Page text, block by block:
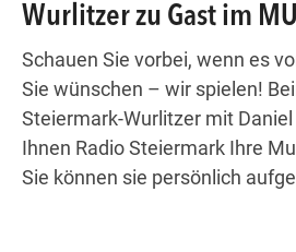
Wurlitzer zu Gast im
Schauen Sie vorbei, wenn es
Sie wünschen – wir spielen!
Steiermark-Wurlitzer mit
Ihnen Radio Steiermark Ihre
Sie können sie persönlich